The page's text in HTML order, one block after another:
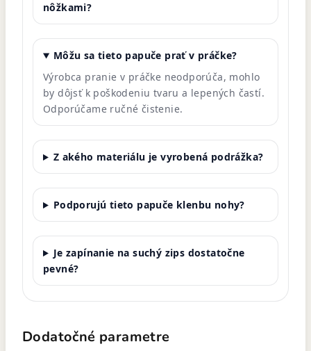
nôžkami?
Môžu sa tieto papuče prať v práčke?
Výrobca pranie v práčke neodporúča, mohlo
by dôjsť k poškodeniu tvaru a lepených častí.
Odporúčame ručné čistenie.
Z akého materiálu je vyrobená podrážka?
Podporujú tieto papuče klenbu nohy?
Je zapínanie na suchý zips dostatočne
pevné?
Dodatočné parametre